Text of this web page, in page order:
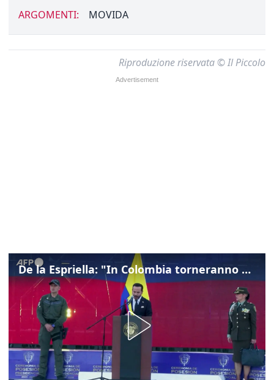
ARGOMENTI: MOVIDA
Riproduzione riservata © Il Piccolo
De la Espriella: "In Colombia torneranno ordine, autorità e libertà"